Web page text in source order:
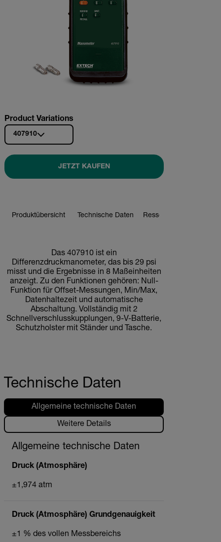
Product Variations
407910
JETZT KAUFEN
Produktübersicht Technische Daten Ressourcen Und
Das 407910 ist ein
Differenzdruckmanometer, das bis 29 psi
misst und die Ergebnisse in 8 Maßeinheiten
anzeigt. Zu den Funktionen gehören: Null-
Funktion für Offset-Messungen, Min/Max,
Datenhaltezeit und automatische
Abschaltung. Vollständig mit 2
Schnellverschlusskupplungen, 9-V-Batterie,
Schutzholster mit Ständer und Tasche.
Technische Daten
Allgemeine technische Daten
Weitere Details
Allgemeine technische Daten
Druck (Atmosphäre)
±1,974 atm
Druck (Atmosphäre) Grundgenauigkeit
±1 % des vollen Messbereichs